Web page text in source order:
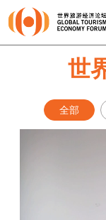
繁 简
关于论坛
世
全部